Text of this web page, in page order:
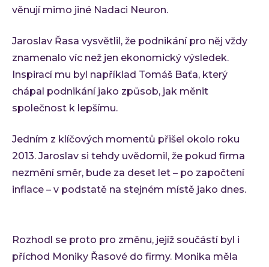
věnují mimo jiné Nadaci Neuron.
Jaroslav Řasa vysvětlil, že podnikání pro něj vždy
znamenalo víc než jen ekonomický výsledek.
Inspirací mu byl například Tomáš Baťa, který
chápal podnikání jako způsob, jak měnit
společnost k lepšímu.
Jedním z klíčových momentů přišel okolo roku
2013. Jaroslav si tehdy uvědomil, že pokud firma
nezmění směr, bude za deset let – po započtení
inflace – v podstatě na stejném místě jako dnes.
Rozhodl se proto pro změnu, jejíž součástí byl i
příchod Moniky Řasové do firmy. Monika měla